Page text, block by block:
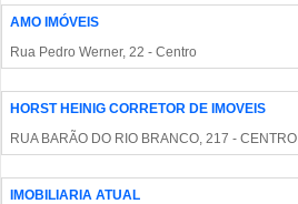
AMO IMÓVEIS
Rua Pedro Werner, 22 - Centro
HORST HEINIG CORRETOR DE IMOVEIS
RUA BARÃO DO RIO BRANCO, 217 - CENTRO
IMOBILIARIA ATUAL